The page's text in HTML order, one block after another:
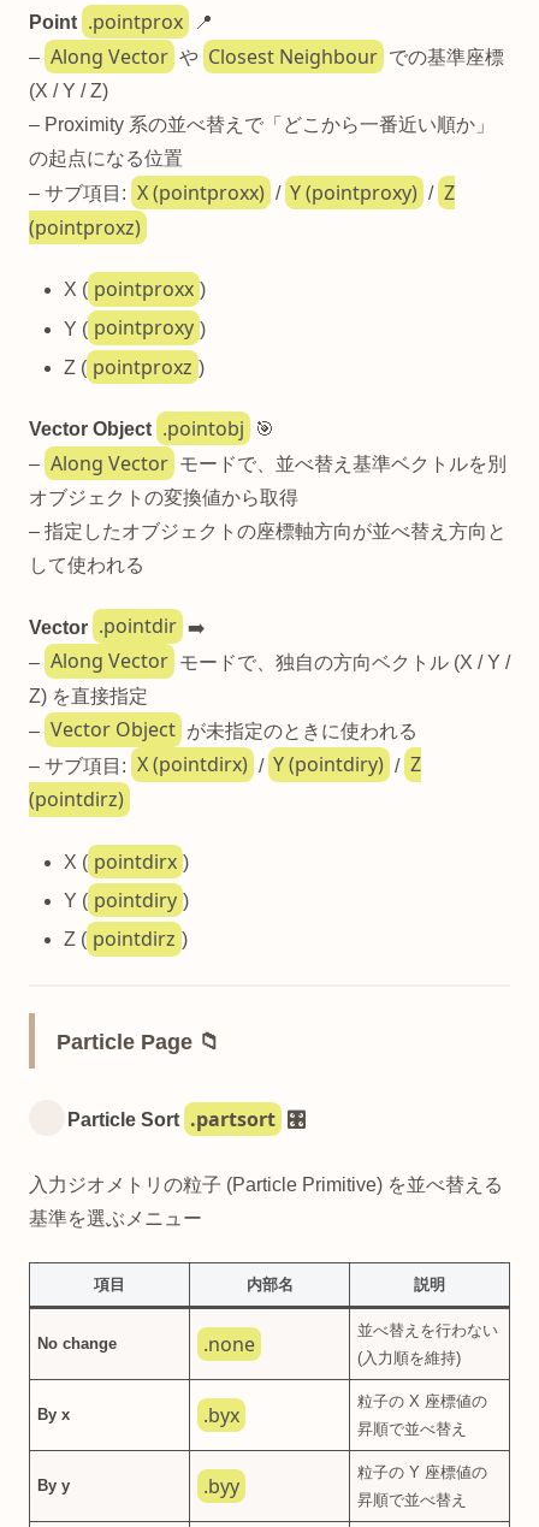
Point .pointprox
📍
– Along Vector や Closest Neighbour での基準座標
(X / Y / Z)
– Proximity 系の並べ替えで「どこから一番近い順か」
の起点になる位置
– サブ項目: X (pointproxx) / Y (pointproxy) / Z
(pointproxz)
X ( pointproxx )
Y ( pointproxy )
Z ( pointproxz )
Vector Object .pointobj
🎯
– Along Vector
モードで、並べ替え基準ベクトルを別
オブジェクトの変換値から取得
– 指定したオブジェクトの座標軸方向が並べ替え方向と
して使われる
Vector .pointdir ➡️
– Along Vector
モードで、独自の方向ベクトル (X / Y /
Z) を直接指定
– Vector Object
が未指定のときに使われる
– サブ項目: X (pointdirx) / Y (pointdiry) / Z
(pointdirz)
X ( pointdirx )
Y ( pointdiry )
Z ( pointdirz )
Particle Page 📁
Particle Sort .partsort 🎛️
入力ジオメトリの粒子 (Particle Primitive) を並べ替える
基準を選ぶメニュー
項目 内部名 説明
No change .none
並べ替えを行わない
(入力順を維持)
By x .byx
粒子の X 座標値の
昇順で並べ替え
By y .byy
粒子の Y 座標値の
昇順で並べ替え